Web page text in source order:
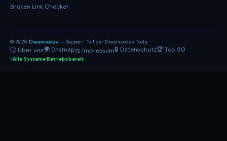
Broken Link Checker
© 2026 Dreamcodes — Seopen · Teil der Dreamcodes Tools
ⓘ Über uns🌍 Dnsmap⚖ Impressum🔒 Datenschutz🏆 Top 50
Alle Systeme Betriebsbereit